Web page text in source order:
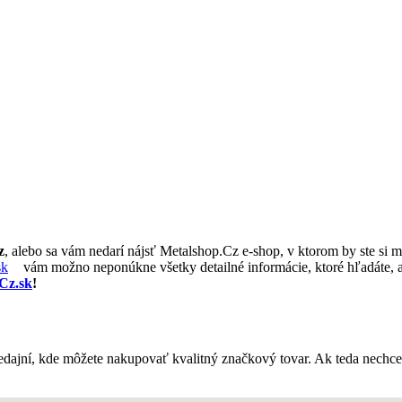
, alebo sa vám nedarí nájsť Metalshop.Cz e-shop, v ktorom by ste
vám možno neponúkne všetky detailné informácie, ktoré
!
kde môžete nakupovať kvalitný značkový tovar. Ak teda